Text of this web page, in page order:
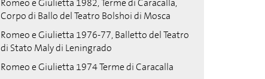
Romeo e Giulietta 1982, Terme di Caracalla,
Corpo di Ballo del Teatro Bolshoi di Mosca
Romeo e Giulietta 1976-77, Balletto del Teatro
di Stato Maly di Leningrado
Romeo e Giulietta 1974 Terme di Caracalla